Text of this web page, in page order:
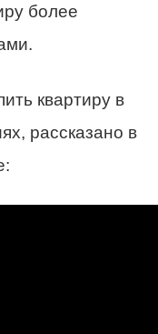
более
квартиру в
рассказано в